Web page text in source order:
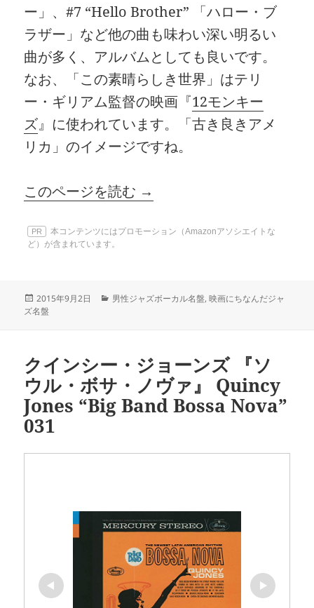
ー」、#7 “Hello Brother” 「ハロー・ブ
ラザー」など他の曲も味わい深い明るい
曲が多く、アルバムとしても良いです。
なお、「この素晴らしき世界」はテリ
ー・ギリアム監督の映画『12モンキー
ズ』に使われています。「古き良きアメ
リカ」のイメージですね。
このページを読む →
PR
本コンテンツにはプロモーション（Amazonアソシエイトな
ど）が含まれています。
投
稿
2015年9月2日
カ
男性ジャズボーカル名盤,映画にちなんだジャ
ズ名盤
クインシー・ジョーンズ 『ソ
ウル・ボサ・ノヴァ』 Quincy
Jones “Big Band Bossa Nova”
031